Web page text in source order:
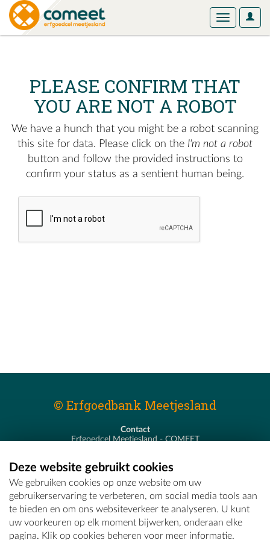
User
Toggle
PLEASE CONFIRM THAT
YOU ARE NOT A ROBOT
We have a hunch that you might be a robot scanning
this site for data. Please click on the I'm not a robot
button and follow the provided instructions to
confirm your status as a sentient human being.
© Erfgoedbank Meetjesland
Contact
Erfgoedcel Meetjesland - COMEET
T - 09 373 75 96
E -erfgoedcel@comeet.be
Deze website gebruikt cookies
We gebruiken cookies op onze website om uw
gebruikerservaring te verbeteren, om social media tools aan
te bieden en om ons websiteverkeer te analyseren. U kunt
uw voorkeuren op elk moment bijwerken, onderaan elke
pagina. Klik op cookies beheren voor meer informatie.